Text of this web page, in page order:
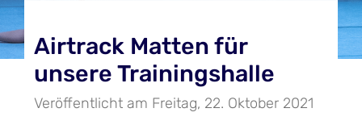
Airtrack Matten für
unsere Trainingshalle
Veröffentlicht am Freitag, 22. Oktober 2021